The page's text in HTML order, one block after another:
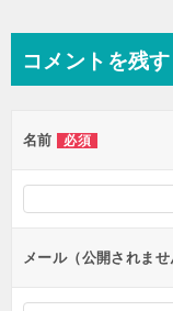
ビ
ー
シ
ン
コメントを残す
名前 必須
メール（公開されませ